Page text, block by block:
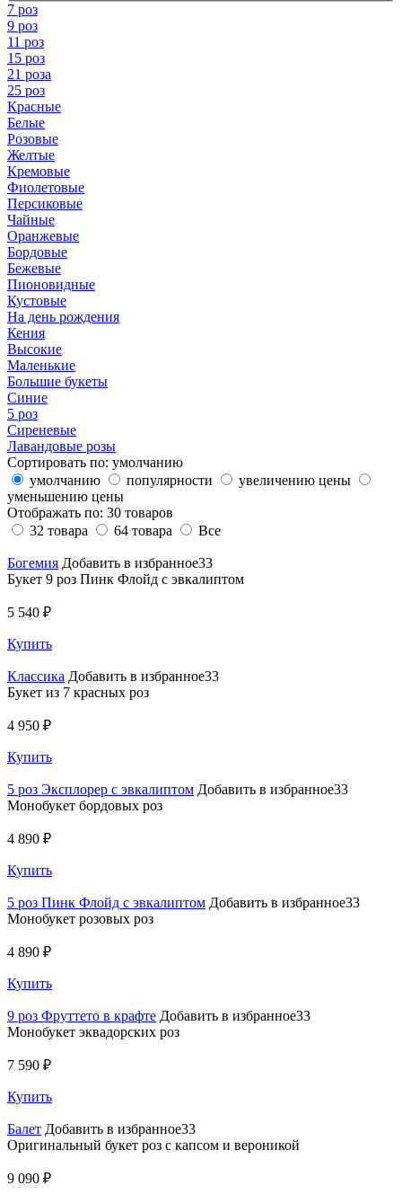
7 роз
9 роз
11 роз
15 роз
21 роза
25 роз
Красные
Белые
Розовые
Желтые
Кремовые
Фиолетовые
Персиковые
Чайные
Оранжевые
Бордовые
Бежевые
Пионовидные
Кустовые
На день рождения
Кения
Высокие
Маленькие
Большие букеты
Синие
5 роз
Сиреневые
Лавандовые розы
Сортировать по: умолчанию
умолчанию
популярности
увеличению цены
уменьшению цены
Отображать по: 30 товаров
32 товара
64 товара Все
Богемия Добавить в избранное33
Букет 9 роз Пинк Флойд с эвкалиптом
5 540 ₽
Купить
Классика Добавить в избранное33
Букет из 7 красных роз
4 950 ₽
Купить
5 роз Эксплорер с эвкалиптом Добавить в избранное33
Монобукет бордовых роз
4 890 ₽
Купить
5 роз Пинк Флойд с эвкалиптом Добавить в избранное33
Монобукет розовых роз
4 890 ₽
Купить
9 роз Фруттето в крафте Добавить в избранное33
Монобукет эквадорских роз
7 590 ₽
Купить
Балет Добавить в избранное33
Оригинальный букет роз с капсом и вероникой
9 090 ₽